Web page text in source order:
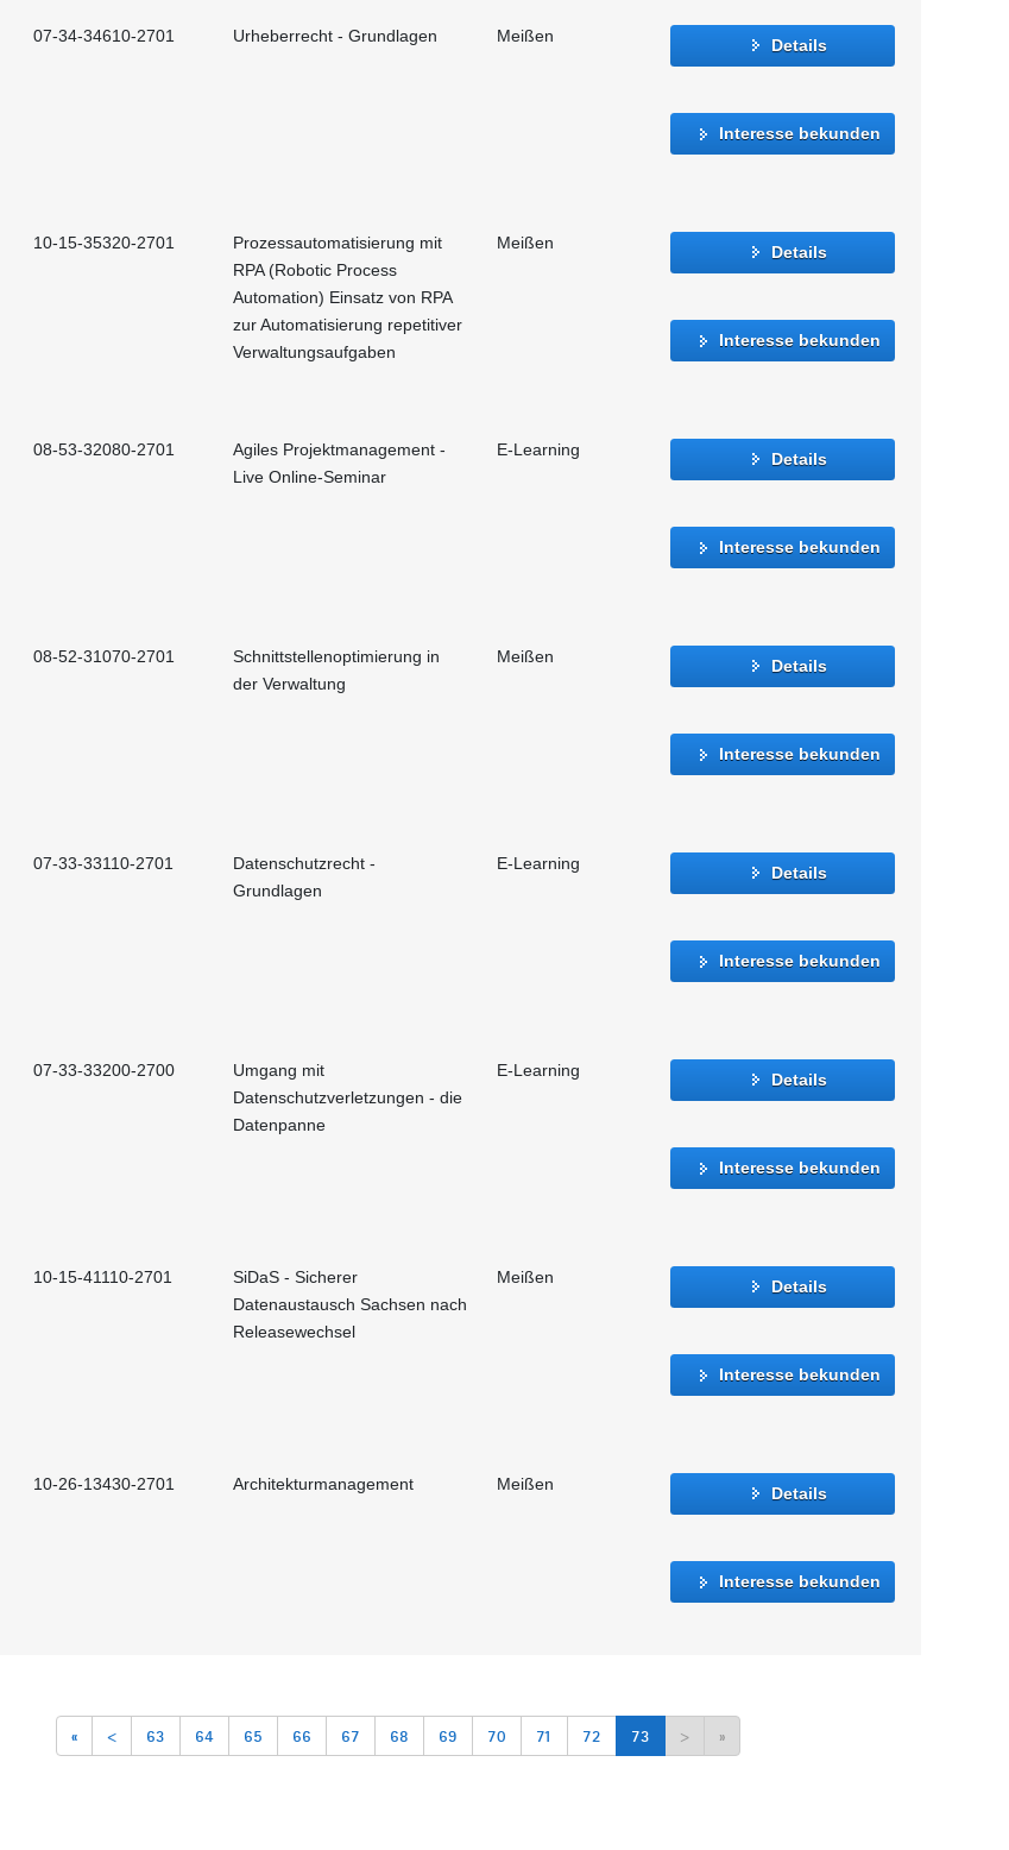
07-34-34610-2701 Urheberrecht - Grundlagen Meißen Details
Interesse bekunden
10-15-35320-2701
Prozessautomatisierung mit
RPA (Robotic Process
Automation) Einsatz von RPA
zur Automatisierung repetitiver
Verwaltungsaufgaben
Meißen Details
Interesse bekunden
08-53-32080-2701
Agiles Projektmanagement -
Live Online-Seminar
E-Learning Details
Interesse bekunden
08-52-31070-2701
Schnittstellenoptimierung in
der Verwaltung
Meißen Details
Interesse bekunden
07-33-33110-2701
Datenschutzrecht -
Grundlagen
E-Learning Details
Interesse bekunden
07-33-33200-2700
Umgang mit
Datenschutzverletzungen - die
Datenpanne
E-Learning Details
Interesse bekunden
10-15-41110-2701
SiDaS - Sicherer
Datenaustausch Sachsen nach
Releasewechsel
Meißen Details
Interesse bekunden
10-26-13430-2701 Architekturmanagement Meißen Details
Interesse bekunden
« < 63 64 65 66 67 68 69 70 71 72 73 > »